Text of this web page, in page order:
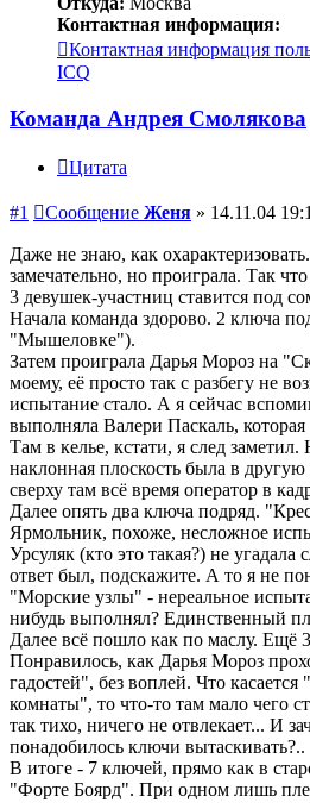
Контактная информация:
Контактная информация
ICQ
Команда Андрея Смолякова
Цитата
#1 Сообщение Женя » 14.11.04
Даже не знаю, как
замечательно, но проиграла. Так
3 девушек-участниц ставится под
Начала команда здорово. 2 ключа
"Мышеловке").
Затем проиграла Дарья Мороз на
моему, её просто так с разбегу не
испытание стало. А я сейчас
выполняла Валери Паскаль,
Там в келье, кстати, я след
наклонная плоскость была в
сверху там всё время оператор в
Далее опять два ключа подряд.
Ярмольник, похоже, несложное
Урсуляк (кто это такая?) не
ответ был, подскажите. А то я не
"Морские узлы" - нереальное
нибудь выполнял? Единственный
Далее всё пошло как по маслу. Ещё
Понравилось, как Дарья Мороз
гадостей", без воплей. Что
комнаты", то что-то там мало чего
так тихо, ничего не отвлекает... И
понадобилось ключи вытаскивать?..
В итоге - 7 ключей, прямо как в
"Форте Боярд". При одном лишь